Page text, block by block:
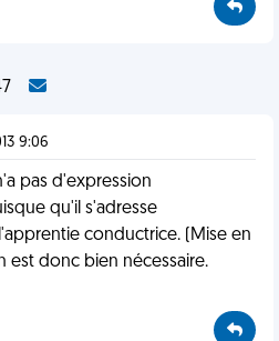
9:06
pas d'expression
qu'il s'adresse
conductrice. (Mise en
est donc bien nécessaire.